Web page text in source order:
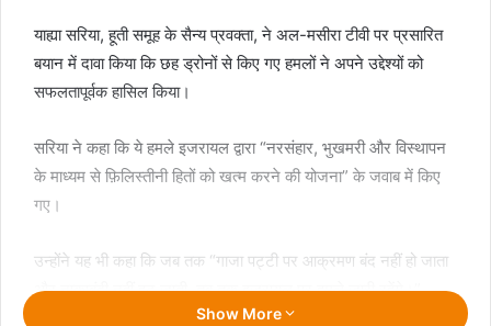
याह्या सरिया, हूती समूह के सैन्य प्रवक्ता, ने अल-मसीरा टीवी पर प्रसारित
बयान में दावा किया कि छह ड्रोनों से किए गए हमलों ने अपने उद्देश्यों को
सफलतापूर्वक हासिल किया।
सरिया ने कहा कि ये हमले इजरायल द्वारा “नरसंहार, भुखमरी और विस्थापन
के माध्यम से फ़िलिस्तीनी हितों को खत्म करने की योजना” के जवाब में किए
गए।
उन्होंने यह भी कहा कि जब तक “गाजा पट्टी पर आक्रमण बंद नहीं हो जाता
और नाकाबंदी नहीं हट जाती, तब तक इजरायल पर हमले जारी रहेंगे।”
Show More